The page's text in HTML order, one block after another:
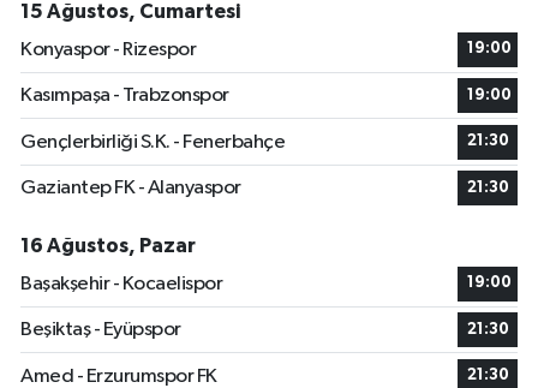
15 Ağustos, Cumartesi
Konyaspor - Rizespor
19:00
Kasımpaşa - Trabzonspor 19:00
Gençlerbirliği S.K. - Fenerbahçe 21:30
Gaziantep FK - Alanyaspor 21:30
16 Ağustos, Pazar
Başakşehir - Kocaelispor
19:00
Beşiktaş - Eyüpspor 21:30
Amed - Erzurumspor FK 21:30